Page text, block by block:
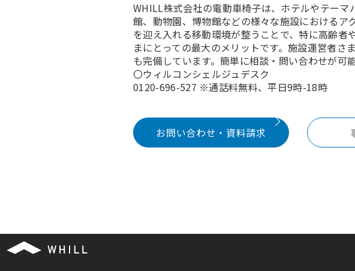
WHILL株式会社の電動車椅子は、ホテルやテー
館、動物園、博物館などの様々な施設におけるア
を迎え入れる移動環境が整うことで、特に高齢
まにとっての最大のメリットです。施設運営者
も完備しています。簡単に相談・問い合わせが可
〇ウィルコンシェルジュデスク
0120-696-527 ※通話料無料、平日9時-18時
お問い合わせ・資料請求